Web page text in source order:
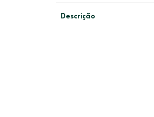
Descrição